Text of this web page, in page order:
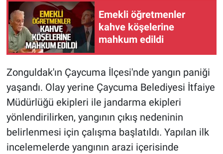
Emekli öğretmenler
kahve köşelerine
mahkum edildi
Zonguldak'ın Çaycuma İlçesi'nde yangın paniği
yaşandı. Olay yerine Çaycuma Belediyesi İtfaiye
Müdürlüğü ekipleri ile jandarma ekipleri
yönlendirilirken, yangının çıkış nedeninin
belirlenmesi için çalışma başlatıldı. Yapılan ilk
incelemelerde yangının arazi içerisinde